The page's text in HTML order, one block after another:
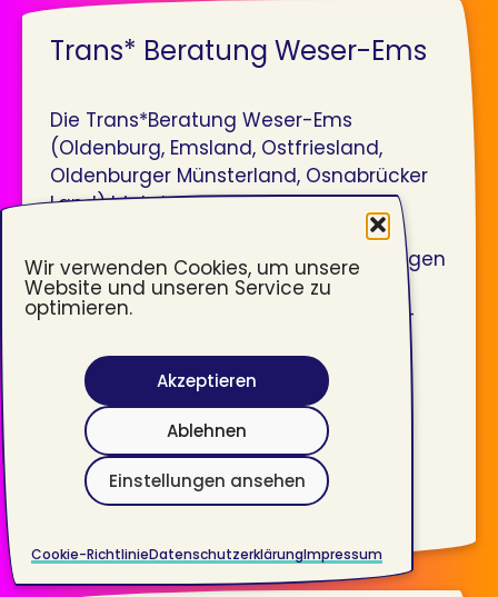
Wir verwenden Cookies, um unsere
Website und unseren Service zu
optimieren.
Akzeptieren
Ablehnen
Einstellungen ansehen
Cookie-RichtlinieDatenschutzerklärungImpressum
Trans* Beratung Weser-Ems
Die Trans*Beratung Weser-Ems
(Oldenburg, Emsland, Ostfriesland,
Oldenburger Münsterland, Osnabrücker
Land) bietet akzeptierende,
Beratung auf Augenhöhe zu allen Fragen
der Trans*Geschlechtlichkeit,
geschlechtlichen Identität und Nicht-
Personen, die sich fragen, ob sie
vielleicht trans* sind und für An- und
Zugehörige. Eine Übersicht aller
Beratungsstandorte und ...
weiterlesen